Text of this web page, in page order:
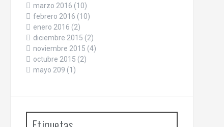
marzo 2016 (10)
febrero 2016 (10)
enero 2016 (2)
diciembre 2015 (2)
noviembre 2015 (4)
octubre 2015 (2)
mayo 209 (1)